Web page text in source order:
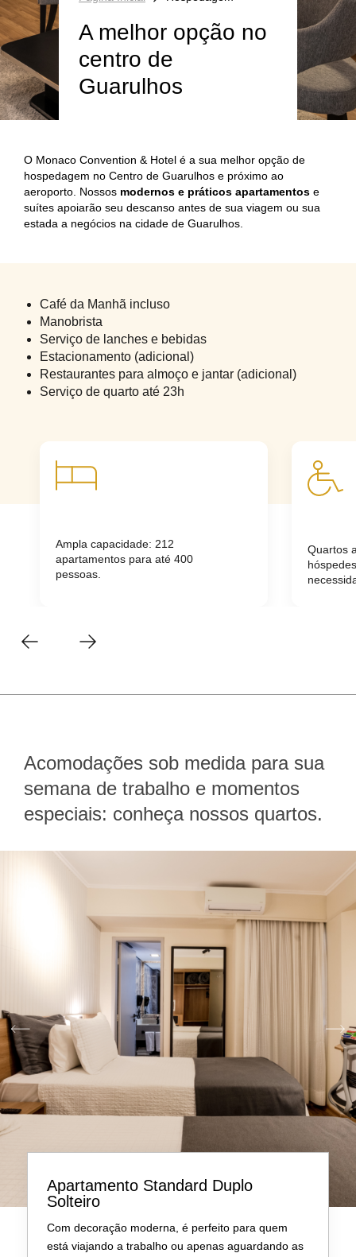
A melhor opção no
centro de
Guarulhos
O Monaco Convention & Hotel é a sua melhor opção de
hospedagem no Centro de Guarulhos e próximo ao
aeroporto. Nossos modernos e práticos apartamentos e
suítes apoiarão seu descanso antes de sua viagem ou sua
estada a negócios na cidade de Guarulhos.
Café da Manhã incluso
Manobrista
Serviço de lanches e bebidas
Estacionamento (adicional)
Restaurantes para almoço e jantar (adicional)
Serviço de quarto até 23h
Ampla capacidade: 212
apartamentos para até 400
pessoas.
Quartos
Acomodações sob medida para sua
semana de trabalho e momentos
especiais: conheça nossos quartos.
Apartamento Standard Duplo
Solteiro
Com decoração moderna, é perfeito para quem
está viajando a trabalho ou apenas aguardando as